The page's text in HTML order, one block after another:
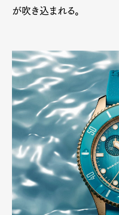
が吹き込まれる。